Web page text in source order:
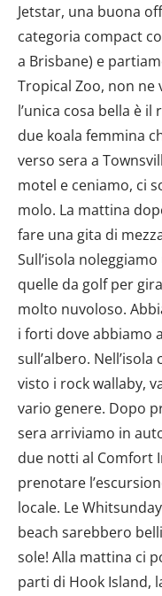
Jetstar, una buona
categoria compact
a Brisbane) e
Tropical Zoo, non ne
l’unica cosa bella è
due koala femmina
verso sera a
motel e ceniamo, ci
molo. La mattina
fare una gita di
Sull’isola
quelle da golf per
molto nuvoloso.
i forti dove abbiamo
sull’albero.
visto i rock wallaby,
vario genere. Dopo
sera arriviamo in
due notti al Comfort
prenotare
locale. Le
beach sarebbero
sole! Alla mattina ci
parti di Hook Island,